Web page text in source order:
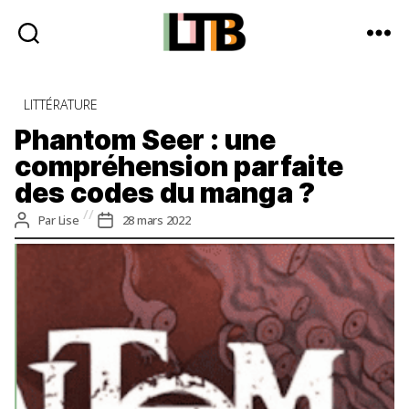
Média
d'information
quotidienne
Catégories
LITTÉRATURE
Phantom Seer : une
compréhension parfaite
des codes du manga ?
Auteur
de
ParLise
Date
de
l’article
28 mars 2022